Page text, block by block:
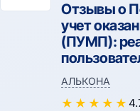
Отзывы о
учет
(ПУМП):
АЛЬКОНА
★ ★ ★ ★ ★